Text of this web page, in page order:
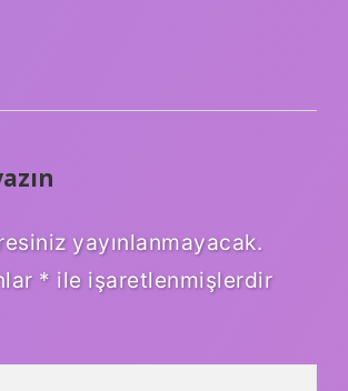
yayınlanmayacak.
* ile işaretlenmişlerdir